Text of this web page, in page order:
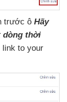
trước ô Hãy
dòng thời
link to your